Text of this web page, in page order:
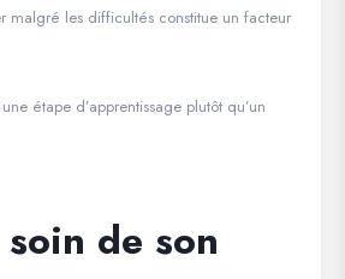
malgré les difficultés constitue un facteur
étape d’apprentissage plutôt qu’un
de son